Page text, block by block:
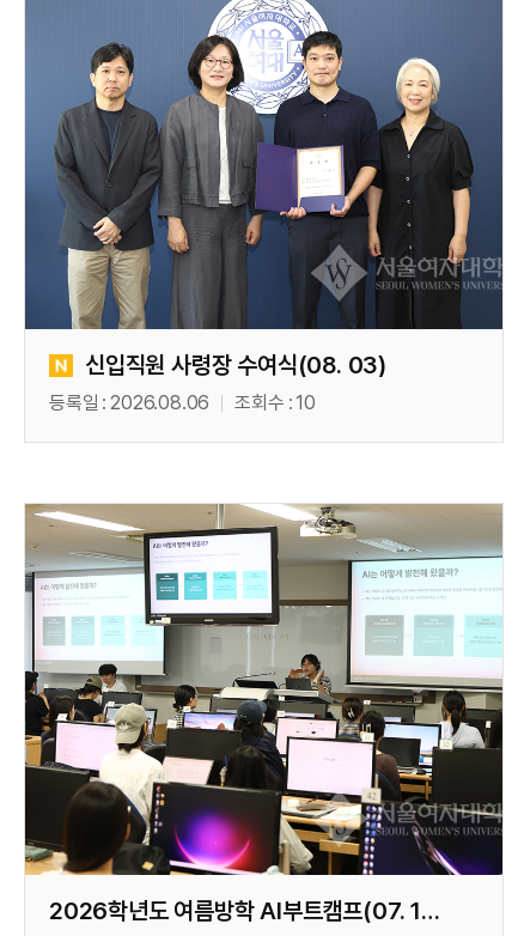
신입직원 사령장 수여식(08. 03)
등록일 2026.08.06 조회수 10
2026학년도 여름방학 AI부트캠프(07. 14)